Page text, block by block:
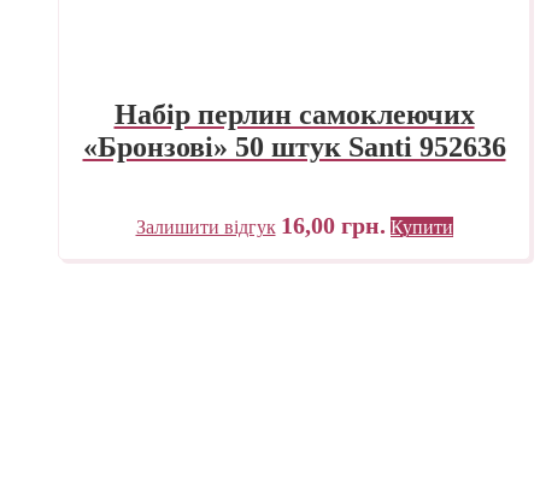
Набір перлин самоклеючих
«Бронзові» 50 штук Santi 952636
Залишити відгук 16,00 грн. Купити